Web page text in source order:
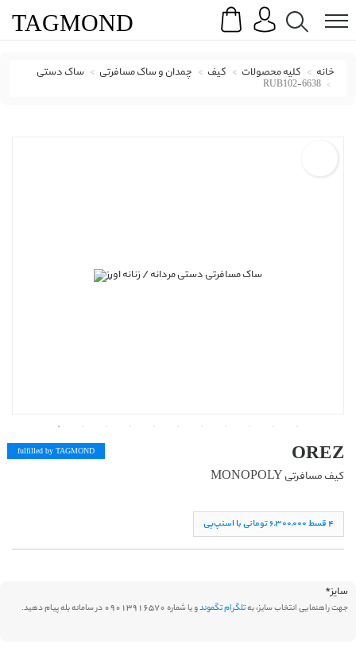
Search
TAGMOND
خانه کلیه محصولات کیف چمدان و ساک مسافرتی ساک دستی
RUB102-6638
OREZ
کیف مسافرتی MONOPOLY
fulfilled by TAGMOND
۴ قسط ۶,۳۰۰,۰۰۰ تومانی با اسنپ‌پی
سایز*
جهت راهنمایی انتخاب سایز، بهتلگرام تگموندو یا شماره 09013916570 در سامانه بله پیام دهید.